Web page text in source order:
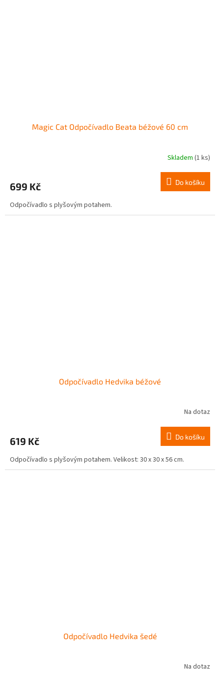
Magic Cat Odpočívadlo Beata béžové 60 cm
Skladem (1 ks)
699 Kč Do košíku
Odpočívadlo s plyšovým potahem.
Odpočívadlo Hedvika béžové
Na dotaz
619 Kč Do košíku
Odpočívadlo s plyšovým potahem. Velikost: 30 x 30 x 56 cm.
Odpočívadlo Hedvika šedé
Na dotaz